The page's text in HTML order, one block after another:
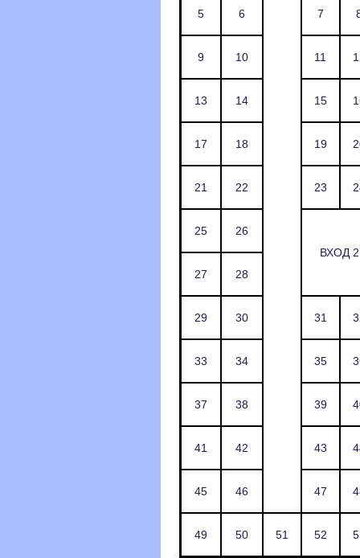
5 6 7
9 10 11
13 14 15
17 18 19
21 22 23
25
26
ВХОД 2
27
28
29 30 31
33 34 35
37 38 39
41 42 43
45 46 47
49 50 51 52